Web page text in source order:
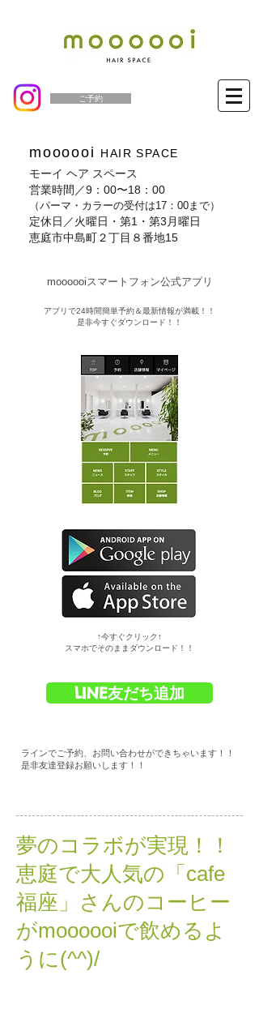
ご予約
moooooi
HAIR SPACE
モーイ ヘア スペース
営業時間／9：00〜18：00
（パーマ・カラーの受付は17：00まで）
定休日／火曜日・第1・第3月曜日
恵庭市中島町２丁目８番地15
moooooiスマートフォン公式アプリ​
​アプリで24時間簡単予約＆最新情報が満載！！
是非今すぐダウンロード！！
​↑今すぐクリック↑
スマホでそのままダウンロード！！
LINE友だち追加
ラインでご予約、お問い合わせができちゃいます！！
是非友達登録お願いします！！
夢のコラボが実現！！
恵庭で大人気の「cafe
福座」さんのコーヒー
がmoooooiで飲めるよ
うに(^^)/